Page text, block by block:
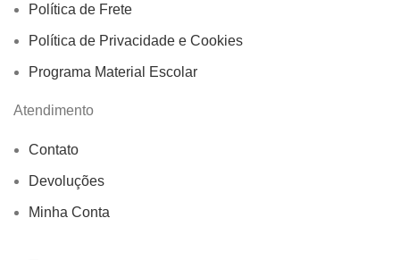
Política de Frete
Política de Privacidade e Cookies
Programa Material Escolar
Atendimento
Contato
Devoluções
Minha Conta